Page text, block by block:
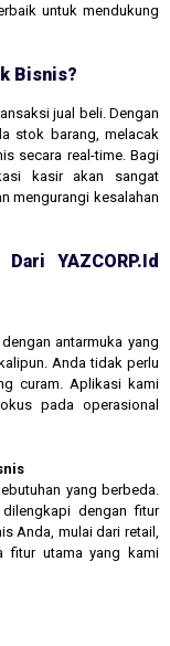
untuk mendukung
Bisnis?
jual beli. Dengan
stok barang, melacak
secara real-time. Bagi
kasir akan sangat
mengurangi kesalahan
YAZCORP.id
antarmuka yang
Anda tidak perlu
curam. Aplikasi kami
pada operasional
yang berbeda.
dilengkapi dengan fitur
Anda, mulai dari retail,
fitur utama yang kami